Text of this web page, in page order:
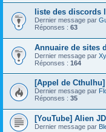
liste des discords
Dernier message par
Réponses : 63
Annuaire de sites
Dernier message par
Réponses : 164
[Appel de
Dernier message par
Réponses : 35
[YouTube] Alien
Dernier message par